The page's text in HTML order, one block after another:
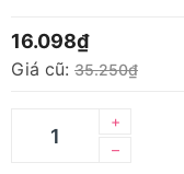
16.098₫
Giá cũ: 35.250₫
–
+